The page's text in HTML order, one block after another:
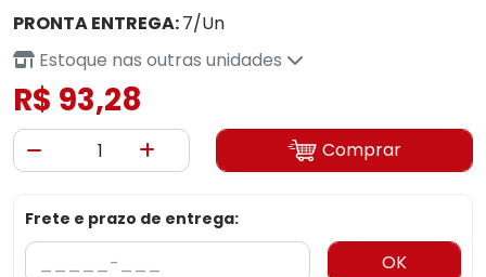
PRONTA ENTREGA:7/Un
Estoque nas outras unidades
R$ 93,28
Comprar
Frete e prazo de entrega:
OK